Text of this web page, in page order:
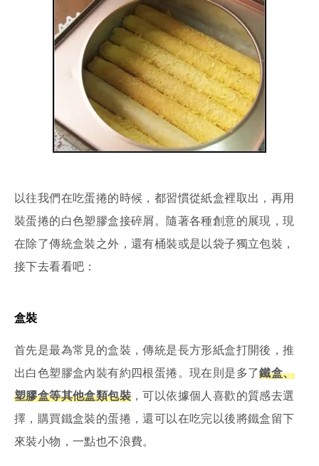
以往我們在吃蛋捲的時候，都習慣從紙盒裡取出，再用
裝蛋捲的白色塑膠盒接碎屑。隨著各種創意的展現，現
在除了傳統盒裝之外，還有桶裝或是以袋子獨立包裝，
接下去看看吧：
盒裝
首先是最為常見的盒裝，傳統是長方形紙盒打開後，推
出白色塑膠盒內裝有約四根蛋捲。現在則是多了鐵盒、
塑膠盒等其他盒類包裝 ，可以依據個人喜歡的質感去選
擇，購買鐵盒裝的蛋捲，還可以在吃完以後將鐵盒留下
來裝小物，一點也不浪費。